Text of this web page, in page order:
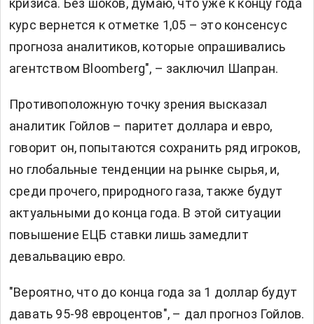
кризиса. Без шоков, думаю, что уже к концу года
курс вернется к отметке 1,05 – это консенсус
прогноза аналитиков, которые опрашивались
агентством Bloomberg", – заключил Шапран.
Противоположную точку зрения высказал
аналитик Гойлов – паритет доллара и евро,
говорит он, попытаются сохранить ряд игроков,
но глобальные тенденции на рынке сырья, и,
среди прочего, природного газа, также будут
актуальными до конца года. В этой ситуации
повышение ЕЦБ ставки лишь замедлит
девальвацию евро.
"Вероятно, что до конца года за 1 доллар будут
давать 95-98 евроцентов", – дал прогноз Гойлов.